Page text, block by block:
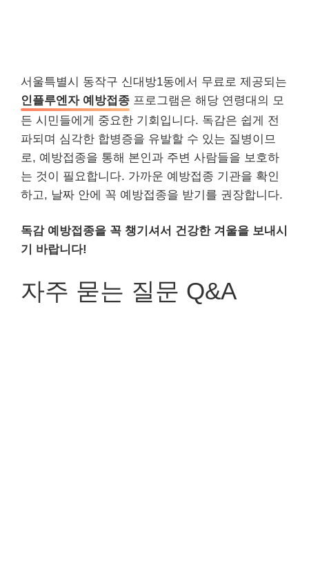
서울특별시 동작구 신대방1동에서 무료로 제공되는
인플루엔자 예방접종 프로그램은 해당 연령대의 모
든 시민들에게 중요한 기회입니다. 독감은 쉽게 전
파되며 심각한 합병증을 유발할 수 있는 질병이므
로, 예방접종을 통해 본인과 주변 사람들을 보호하
는 것이 필요합니다. 가까운 예방접종 기관을 확인
하고, 날짜 안에 꼭 예방접종을 받기를 권장합니다.
독감 예방접종을 꼭 챙기셔서 건강한 겨울을 보내시
기 바랍니다!
자주 묻는 질문 Q&A